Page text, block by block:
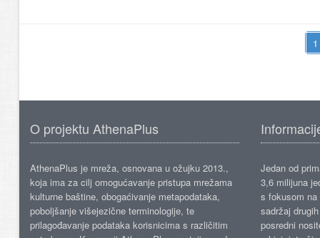
O projektu AthenaPlus
AthenaPlus je mreža, osnovana u ožujku 2013.,
koja ima za cilj omogućavanje pristupa mrežama
kulturne baštine, obogaćivanje metapodataka,
poboljšanje višejezične terminologije, te
prilagođavanje podataka korisnicima s različitim
Jedan od
3,6 milijuna
s fokusom
sadržaj
posredni